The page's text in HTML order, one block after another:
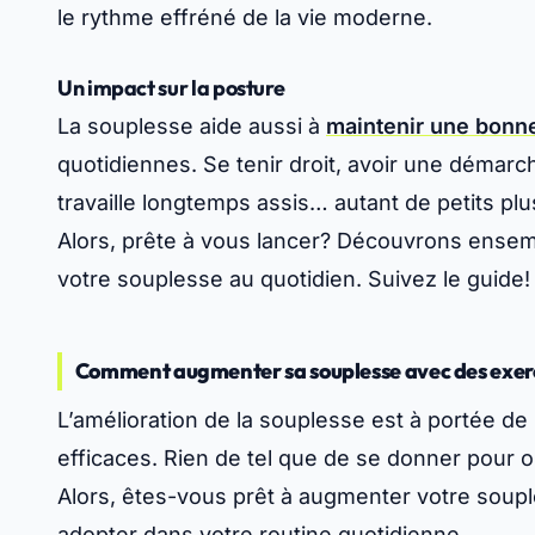
le rythme effréné de la vie moderne.
Un impact sur la posture
La souplesse aide aussi à maintenir une
quotidiennes. Se tenir droit, avoir une
travaille longtemps assis… autant de petits
Alors, prête à vous lancer? Découvrons
votre souplesse au quotidien. Suivez le guide!
Comment augmenter sa souplesse avec des
L’amélioration de la souplesse est à portée
efficaces. Rien de tel que de se donner pour
Alors, êtes-vous prêt à augmenter votre